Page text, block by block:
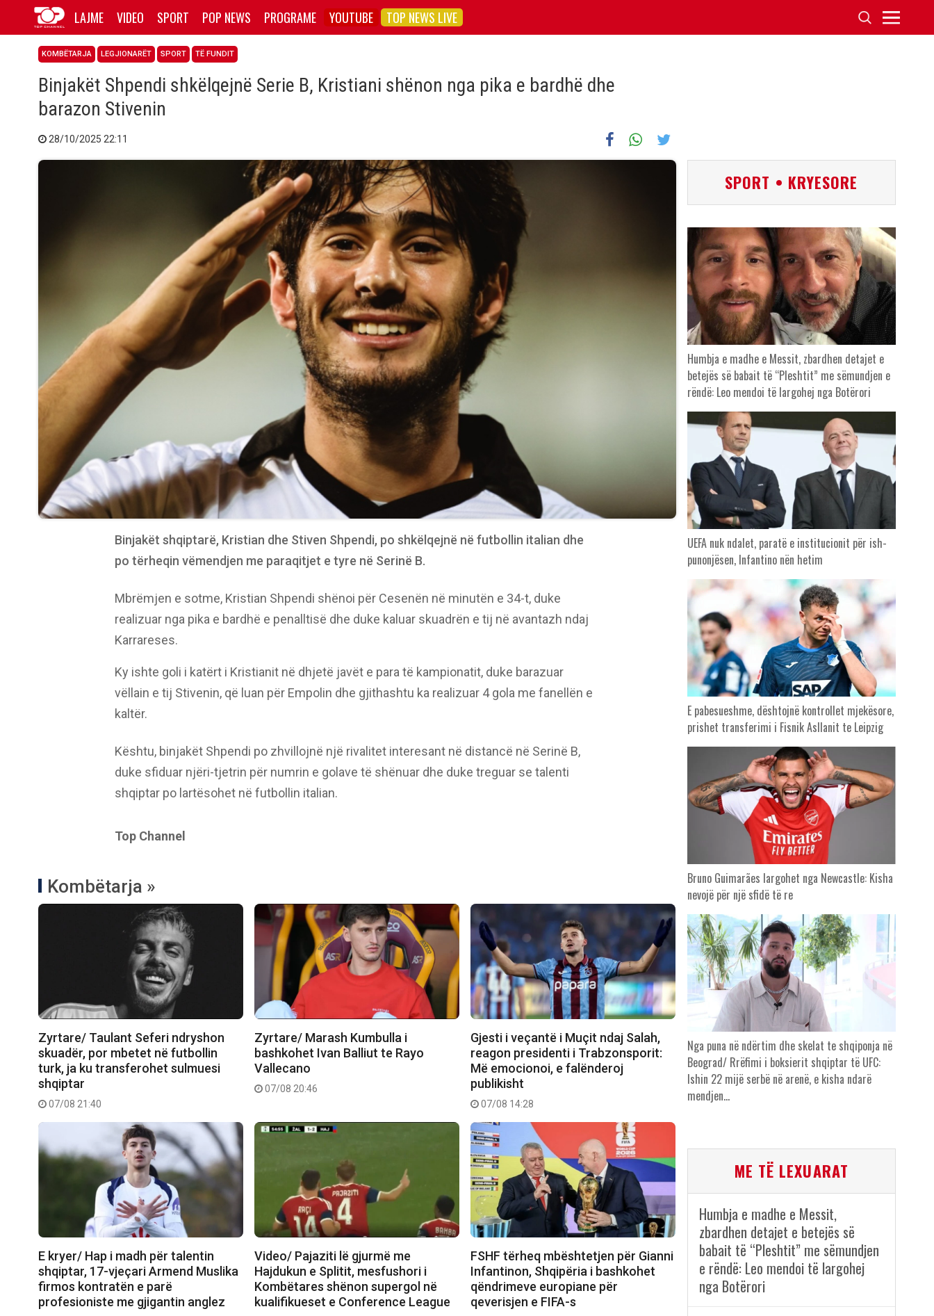
LAJME VIDEO SPORT POP NEWS PROGRAME YOUTUBE TOP NEWS LIVE
KOMBËTARJA LEGJIONARËT SPORT TË FUNDIT
Binjakët Shpendi shkëlqejnë Serie B, Kristiani shënon nga pika e bardhë dhe
barazon Stivenin
28/10/2025 22:11
Binjakët shqiptarë, Kristian dhe Stiven Shpendi, po shkëlqejnë në futbollin italian dhe
po tërheqin vëmendjen me paraqitjet e tyre në Serinë B.
Mbrëmjen e sotme, Kristian Shpendi shënoi për Cesenën në minutën e 34-t, duke
realizuar nga pika e bardhë e penalltisë dhe duke kaluar skuadrën e tij në avantazh ndaj
Karrareses.
Ky ishte goli i katërt i Kristianit në dhjetë javët e para të kampionatit, duke barazuar
vëllain e tij Stivenin, që luan për Empolin dhe gjithashtu ka realizuar 4 gola me fanellën e
kaltër.
Kështu, binjakët Shpendi po zhvillojnë një rivalitet interesant në distancë në Serinë B,
duke sfiduar njëri-tjetrin për numrin e golave të shënuar dhe duke treguar se talenti
shqiptar po lartësohet në futbollin italian.
Top Channel
Kombëtarja »
Zyrtare/ Taulant Seferi ndryshon
skuadër, por mbetet në futbollin
turk, ja ku transferohet sulmuesi
shqiptar
07/08 21:40
Zyrtare/ Marash Kumbulla i
bashkohet Ivan Balliut te Rayo
Vallecano
07/08 20:46
Gjesti i veçantë i Muçit ndaj Salah,
reagon presidenti i Trabzonsporit:
Më emocionoi, e falënderoj
publikisht
07/08 14:28
E kryer/ Hap i madh për talentin
shqiptar, 17-vjeçari Armend Muslika
firmos kontratën e parë
profesioniste me gjigantin anglez
Video/ Pajaziti lë gjurmë me
Hajdukun e Splitit, mesfushori i
Kombëtares shënon supergol në
kualifikueset e Conference League
FSHF tërheq mbështetjen për Gianni
Infantinon, Shqipëria i bashkohet
qëndrimeve europiane për
qeverisjen e FIFA-s
SPORT • KRYESORE
Humbja e madhe e Messit, zbardhen detajet e
betejës së babait të “Pleshtit” me sëmundjen e
rëndë: Leo mendoi të largohej nga Botërori
UEFA nuk ndalet, paratë e institucionit për ish-
punonjësen, Infantino nën hetim
E pabesueshme, dështojnë kontrollet mjekësore,
prishet transferimi i Fisnik Asllanit te Leipzig
Bruno Guimarães largohet nga Newcastle: Kisha
nevojë për një sfidë të re
Nga puna në ndërtim dhe skelat te shqiponja në
Beograd/ Rrëfimi i boksierit shqiptar të UFC:
Ishin 22 mijë serbë në arenë, e kisha ndarë
mendjen…
ME TË LEXUARAT
Humbja e madhe e Messit,
zbardhen detajet e betejës së
babait të “Pleshtit” me sëmundjen
e rëndë: Leo mendoi të largohej
nga Botërori